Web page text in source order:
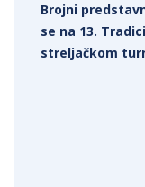
Brojni
se na 13.
streljačkom